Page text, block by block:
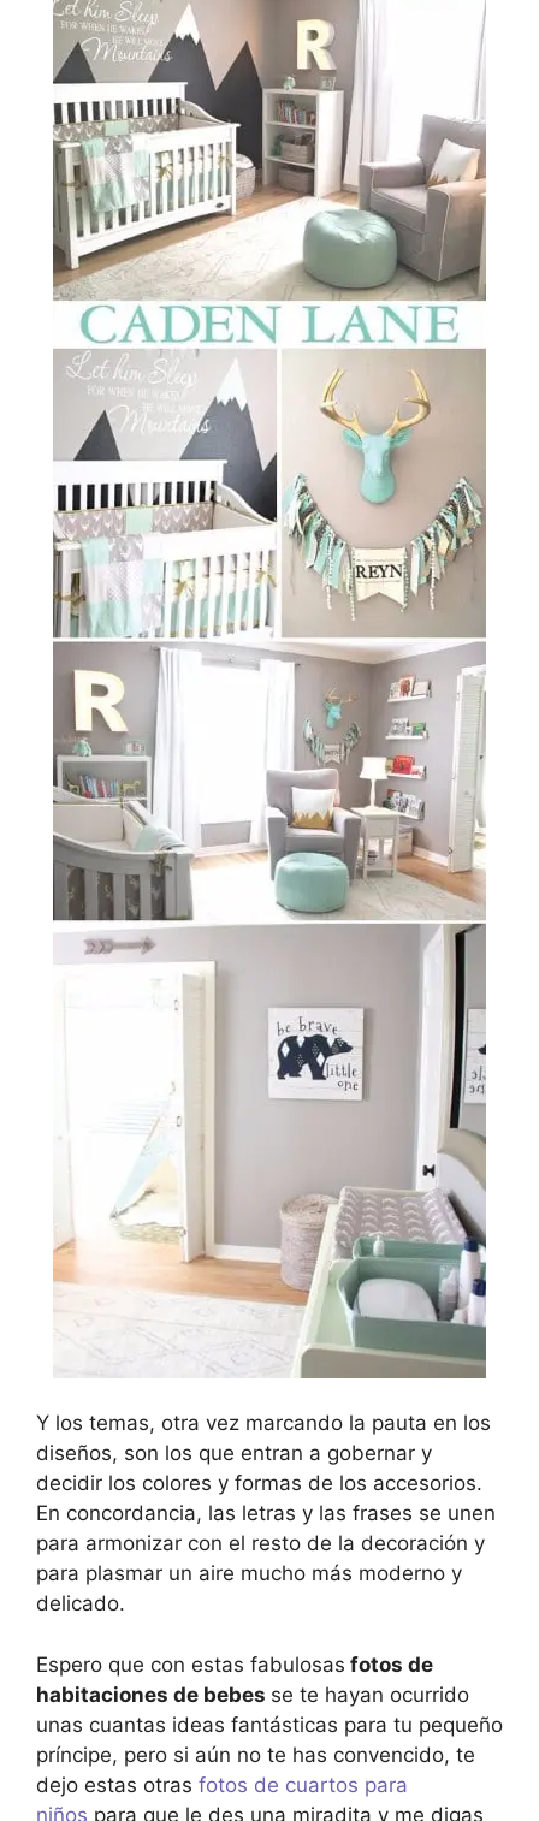
Y los temas, otra vez marcando la pauta en los
diseños, son los que entran a gobernar y
decidir los colores y formas de los accesorios.
En concordancia, las letras y las frases se unen
para armonizar con el resto de la decoración y
para plasmar un aire mucho más moderno y
delicado.
Espero que con estas fabulosas fotos de
habitaciones de bebes se te hayan ocurrido
unas cuantas ideas fantásticas para tu pequeño
príncipe, pero si aún no te has convencido, te
dejo estas otras fotos de cuartos para
niños para que le des una miradita y me digas